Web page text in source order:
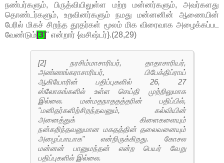
நண்பர்களும், பிருத்வியிலுள்ள மற்ற மன்னர்களும், அவர்களது
தொண்டர்களும், உறவினர்களும் நமது மன்னனின் ஆணையின்
பேரில் மிகச் சிறந்த தூதர்கள் மூலம் மிக விரைவாக அழைக்கப்பட
வேண்டும்[3]" என்றார் {வசிஷ்டர்}.(28,29)
[2] நரசிம்மாசாரியர், தாதாசாரியர்,
அண்ணங்கராசாரியர், பிபேக்திப்ராய்
ஆகியோரின் பதிப்புகளில் 26, 27
ஸ்லோகங்களில் உள்ள செய்தி முற்றிலுமாக
இல்லை. மன்மதநாததத்தரின் பதிப்பில்,
"மனிதர்களிற்சிறந்தவனும், கல்வியின்
அனைத்துக் கிளைகளையும்
நன்கறிந்தவனுமான மகதத்தின் தலைவனையும்
அழைப்பாயாக" என்றிருக்கிறது. கோசல
மன்னன் பானுமந்தன் என்ற பெயர் வேறு
பதிப்புகளில் இல்லை.